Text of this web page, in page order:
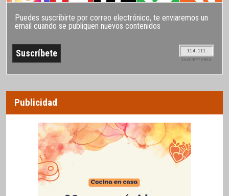
Puedes suscribirte por correo electrónico, te enviaremos un
email cuando se publiquen nuevos contenidos
114.111
SUSCRIPTORES
Publicidad